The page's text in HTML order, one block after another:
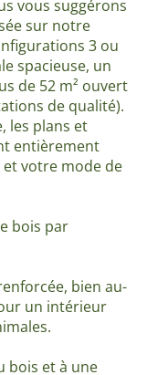
vous suggérons
sur notre
3 ou
spacieuse, un
de 52 m² ouvert
de qualité).
les plans et
entièrement
votre mode de
bois par
bien au-
un intérieur
bois et à une